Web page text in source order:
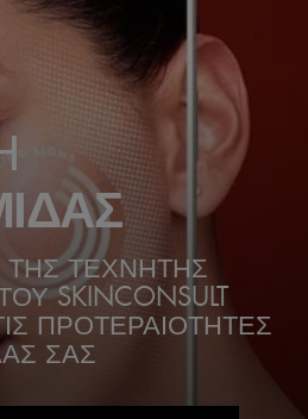
ΤΕΧΝΗΤΗΣ
SKINCONSULT
ΠΡΟΤΕΡΑΙΟΤΗΤΕΣ
ΣΑΣ